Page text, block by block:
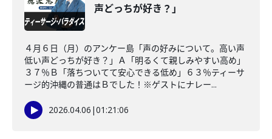
声どっちが好き？」
４月６日（月）のアンケー島「声の好みについて。高い声
低い声どっちが好き？」Ａ「明るくて親しみやすい高め」
３７％Ｂ「落ちついてて安心できる低め」６３％ティーサ
ージ的沖縄の普通はＢでした！※ゲストにナレー...
2026.04.06 |01:21:06